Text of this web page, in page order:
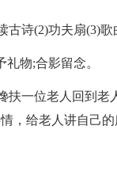
古诗(2)功夫扇(3)
物;合影留念。
扶一位老人回到老
，给老人讲自己